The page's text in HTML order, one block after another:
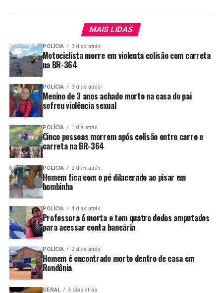
MAIS LIDAS
POLÍCIA 3 dias atrás
Motociclista morre em violenta colisão com carreta
na BR-364
POLÍCIA 3 dias atrás
Menino de 3 anos achado morto na casa do pai
sofreu violência sexual
POLÍCIA 1 dia atrás
Cinco pessoas morrem após colisão entre carro e
carreta na BR-364
POLÍCIA 2 dias atrás
Homem fica com o pé dilacerado ao pisar em
bombinha
POLÍCIA 4 dias atrás
Professora é morta e tem quatro dedos amputados
para acessar conta bancária
POLÍCIA 2 dias atrás
Homem é encontrado morto dentro de casa em
Rondônia
GERAL 4 dias atrás